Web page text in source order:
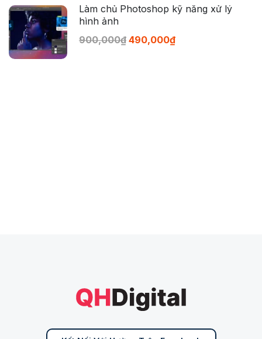
Làm chủ Photoshop kỹ năng xử lý
hình ảnh
900,000₫ 490,000₫